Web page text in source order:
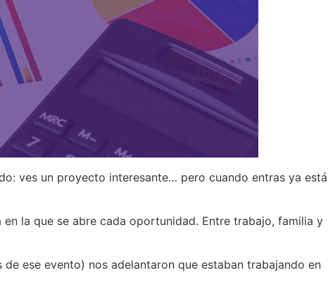
ves un proyecto interesante… pero cuando entras ya está
la que se abre cada oportunidad. Entre trabajo, familia y
ese evento) nos adelantaron que estaban trabajando en